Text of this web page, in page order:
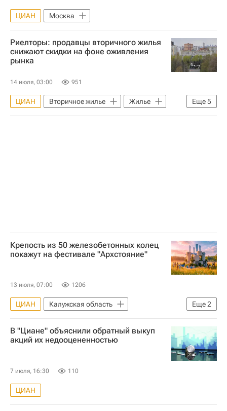
ЦИАН Москва
Риелторы: продавцы вторичного жилья
снижают скидки на фоне оживления
рынка
14 июля, 03:00 951
Еще5
ЦИАН Вторичное жилье
Жилье
Москва
Россия
Краснодар
Крепость из 50 железобетонных колец
покажут на фестивале "Архстояние"
13 июля, 07:00 1206
Еще2
ЦИАН
Калужская область
Архитектура
Архитекторы
В "Циане" объяснили обратный выкуп
акций их недооцененностью
7 июля, 16:30 110
ЦИАН